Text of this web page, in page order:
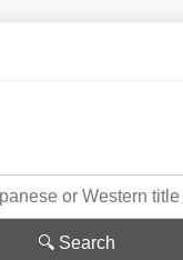
🔍 Search